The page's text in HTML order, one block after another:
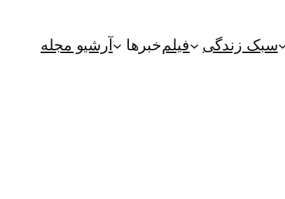
سبک زندگی فیلمخبرها آرشیو مجله